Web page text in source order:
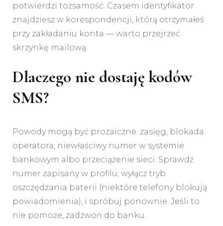
potwierdzi tożsamość. Czasem identyfikator
znajdziesz w korespondencji, którą otrzymałeś
przy zakładaniu konta — warto przejrzeć
skrzynkę mailową.
Dlaczego nie dostaję kodów
SMS?
Powody mogą być prozaiczne: zasięg, blokada
operatora, niewłaściwy numer w systemie
bankowym albo przeciążenie sieci. Sprawdź
numer zapisany w profilu, wyłącz tryb
oszczędzania baterii (niektóre telefony blokują
powiadomienia), i spróbuj ponownie. Jeśli to
nie pomoże, zadzwoń do banku.